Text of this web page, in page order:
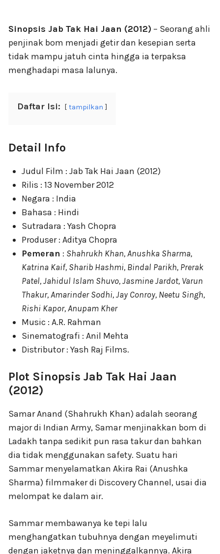
Sinopsis Jab Tak Hai Jaan (2012) – Seorang ahli
penjinak bom menjadi getir dan kesepian serta
tidak mampu jatuh cinta hingga ia terpaksa
menghadapi masa lalunya.
Daftar Isi: tampilkan
Detail Info
Judul Film : Jab Tak Hai Jaan (2012)
Rilis : 13 November 2012
Negara : India
Bahasa : Hindi
Sutradara : Yash Chopra
Produser : Aditya Chopra
Pemeran : Shahrukh Khan, Anushka Sharma,
Katrina Kaif, Sharib Hashmi, Bindal Parikh, Prerak
Patel, Jahidul Islam Shuvo, Jasmine Jardot, Varun
Thakur, Amarinder Sodhi, Jay Conroy, Neetu Singh,
Rishi Kapor, Anupam Kher
Music : A.R. Rahman
Sinematografi : Anil Mehta
Distributor : Yash Raj Films.
Plot Sinopsis Jab Tak Hai Jaan
(2012)
Samar Anand (Shahrukh Khan) adalah seorang
major di Indian Army, Samar menjinakkan bom di
Ladakh tanpa sedikit pun rasa takur dan bahkan
dia tidak menggunakan safety. Suatu hari
Sammar menyelamatkan Akira Rai (Anushka
Sharma) filmmaker di Discovery Channel, usai dia
melompat ke dalam air.
Sammar membawanya ke tepi lalu
menghangatkan tubuhnya dengan meyelimuti
dengan jaketnya dan meninggalkannya. Akira